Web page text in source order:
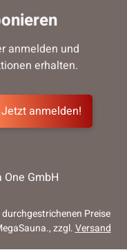
Jetzt anmelden!
anmelden und
erhalten.
GmbH
Preise
zzgl.Versand